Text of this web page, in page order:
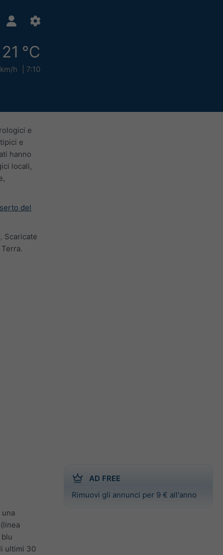
21 °C
h 7:10
AD FREE
Rimuovi gli annunci per 9 € all'anno
e
e
hanno
locali,
del
. Scaricate
ultimi 30